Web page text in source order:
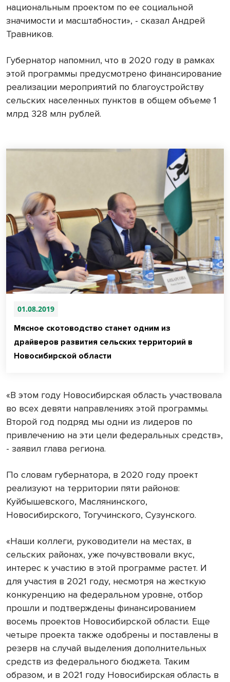
национальным проектом по ее социальной
значимости и масштабности», - сказал Андрей
Травников.
Губернатор напомнил, что в 2020 году в рамках
этой программы предусмотрено финансирование
реализации мероприятий по благоустройству
сельских населенных пунктов в общем объеме 1
млрд 328 млн рублей.
01.08.2019
Мясное скотоводство станет одним из
драйверов развития сельских территорий в
Новосибирской области
«В этом году Новосибирская область участвовала
во всех девяти направлениях этой программы.
Второй год подряд мы одни из лидеров по
привлечению на эти цели федеральных средств»,
- заявил глава региона.
По словам губернатора, в 2020 году проект
реализуют на территории пяти районов:
Куйбышевского, Маслянинского,
Новосибирского, Тогучинского, Сузунского.
«Наши коллеги, руководители на местах, в
сельских районах, уже почувствовали вкус,
интерес к участию в этой программе растет. И
для участия в 2021 году, несмотря на жесткую
конкуренцию на федеральном уровне, отбор
прошли и подтверждены финансированием
восемь проектов Новосибирской области. Еще
четыре проекта также одобрены и поставлены в
резерв на случай выделения дополнительных
средств из федерального бюджета. Таким
образом, и в 2021 году Новосибирская область в